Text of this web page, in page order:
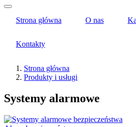
Strona główna O nas
Kontakty
Strona główna
Produkty i usługi
Systemy alarmowe